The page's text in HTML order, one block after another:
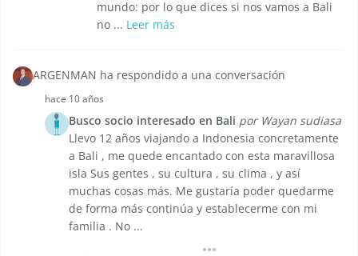
mundo: por lo que dices si nos vamos a Bali
no ... Leer más
ARGENMAN ha respondido a una conversación
hace 10 años
Busco socio interesado en Bali por Wayan sudiasa
Llevo 12 años viajando a Indonesia concretamente
a Bali , me quede encantado con esta maravillosa
isla Sus gentes , su cultura , su clima , y así
muchas cosas más. Me gustaría poder quedarme
de forma más continúa y establecerme con mi
familia . No ...